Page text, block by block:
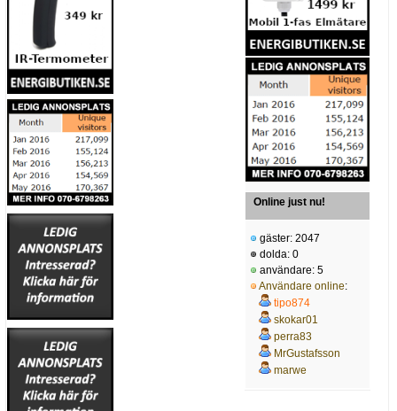
Online just nu!
gäster: 2047
dolda: 0
användare: 5
Användare online:
tipo874
skokar01
perra83
MrGustafsson
marwe